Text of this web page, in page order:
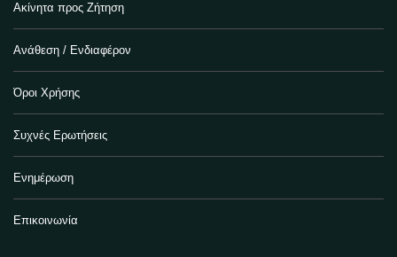
Ακίνητα προς Ζήτηση
Ανάθεση / Ενδιαφέρον
Όροι Χρήσης
Συχνές Ερωτήσεις
Ενημέρωση
Επικοινωνία